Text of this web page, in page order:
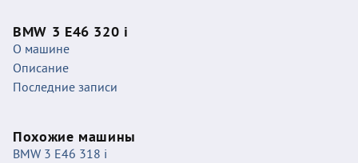
BMW 3 E46 320 i
О машине
Описание
Последние записи
Похожие машины
BMW 3 E46 318 i